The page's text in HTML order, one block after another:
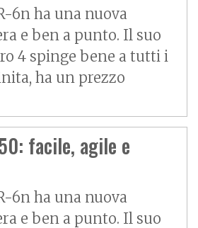
6n ha una nuova
e ben a punto. Il suo
4 spinge bene a tutti i
ha un prezzo
facile, agile e
6n ha una nuova
e ben a punto. Il suo